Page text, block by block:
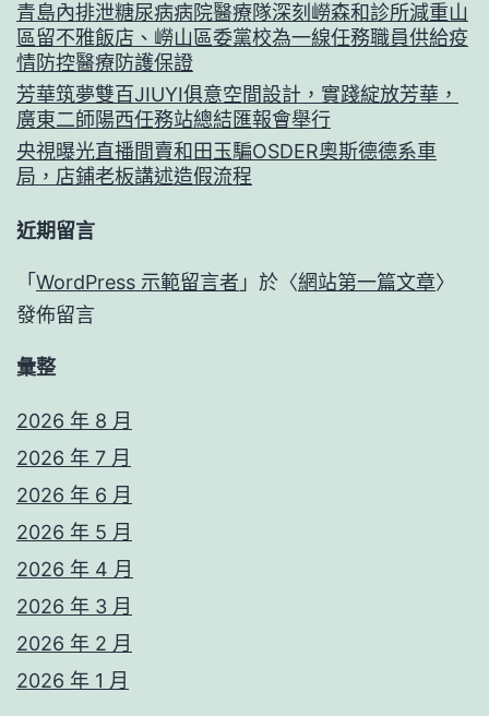
青島內排泄糖尿病病院醫療隊深刻嶗森和診所減重山
區留不雅飯店、嶗山區委黨校為一線任務職員供給疫
情防控醫療防護保證
芳華筑夢雙百JIUYI俱意空間設計，實踐綻放芳華，
廣東二師陽西任務站總結匯報會舉行
央視曝光直播間賣和田玉騙OSDER奧斯德德系車
局，店鋪老板講述造假流程
近期留言
「 WordPress 示範留言者 」於〈網站第一篇文章〉
發佈留言
彙整
2026 年 8 月
2026 年 7 月
2026 年 6 月
2026 年 5 月
2026 年 4 月
2026 年 3 月
2026 年 2 月
2026 年 1 月